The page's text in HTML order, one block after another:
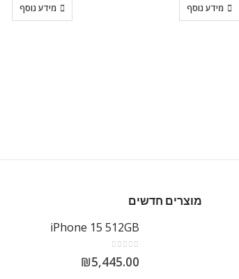
מידע נוסף מידע נוסף
מוצרים חדשים
iPhone 15 512GB
0
out of 5
₪5,445.00